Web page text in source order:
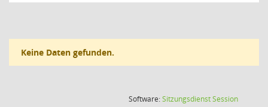
Keine Daten gefunden.
Software:SitzungsdienstSession(Wird in